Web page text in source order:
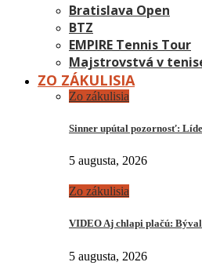
Bratislava Open
BTZ
EMPIRE Tennis Tour
Majstrovstvá v
ZO ZÁKULISIA
Zo zákulisia
Sinner upútal pozornosť:
5 augusta, 2026
Zo zákulisia
VIDEO Aj chlapi plačú:
5 augusta, 2026